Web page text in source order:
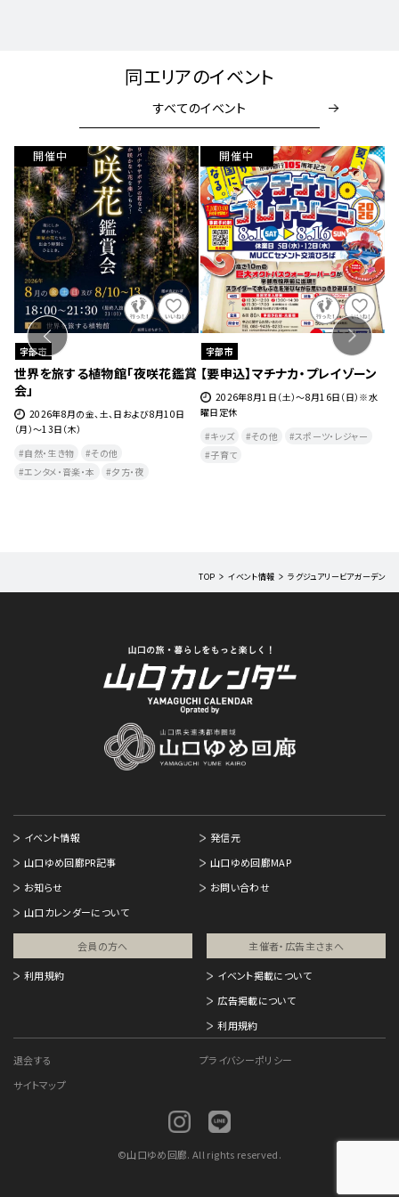
同エリアのイベント
すべてのイベント
ン
※水
開催中
宇部市
世界のカブクワ展
2026年08月01日(土) ～2026年08月30
日(日) の金土日および8月10日(月)～13日
(木)
キッズ
その他
宇部市
【要申込】キラメキ読書会2026
2026年8月7日（金）8月29日（土）9月5日
（土）9月12日（土）
その他
キッズ 子育て
体験
エンタメ・音楽・本
TOP イベント情報 ラグジュアリービアガーデン
イベント情報
発信元
山口ゆめ回廊PR記事
山口ゆめ回廊MAP
お知らせ
お問い合わせ
山口カレンダーについて
会員の方へ
利用規約
主催者・広告主さまへ​
イベント掲載について
広告掲載について
利用規約
退会する
プライバシーポリシー
サイトマップ
©山口ゆめ回廊. All rights reserved.